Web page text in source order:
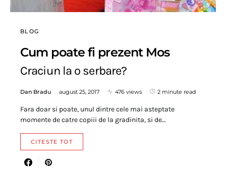
BLOG
Cum poate fi prezent Mos
Craciun la o serbare?
Dan Bradu august 25, 2017 476 views 2 minute read
Fara doar si poate, unul dintre cele mai asteptate
momente de catre copiii de la gradinita, si de…
CITESTE TOT